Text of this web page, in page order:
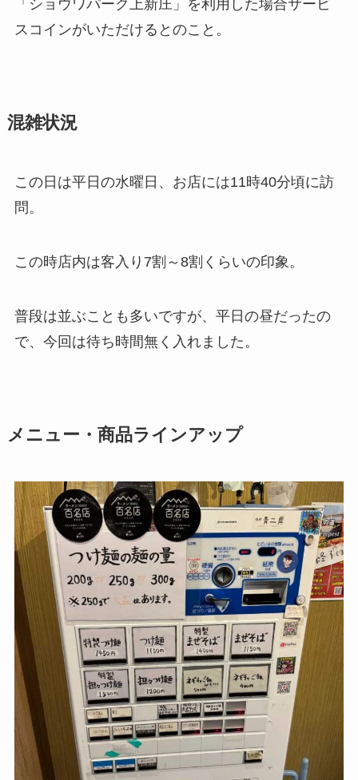
「ショウワパーク上新庄」を利用した場合サービ
スコインがいただけるとのこと。
混雑状況
この日は平日の水曜日、お店には11時40分頃に訪
問。
この時店内は客入り7割～8割くらいの印象。
普段は並ぶことも多いですが、平日の昼だったの
で、今回は待ち時間無く入れました。
メニュー・商品ラインアップ